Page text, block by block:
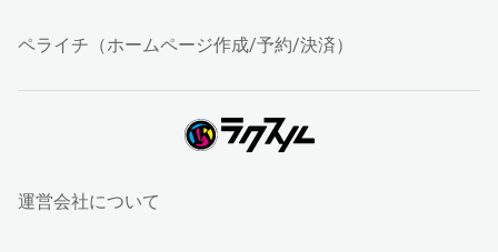
ペライチ（ホームページ作成/予約/決済）
運営会社について